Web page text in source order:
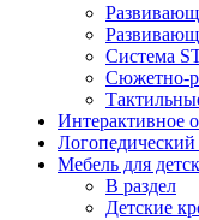
Система
Сюжетно-
Интерактивное
Логопедический
Мебель для
В раздел
Детские